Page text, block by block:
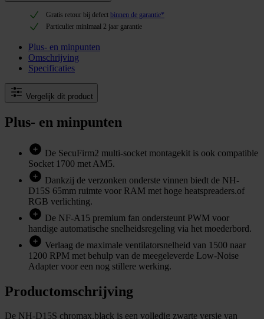
Gratis retour bij defect binnen de garantie*
Particulier minimaal 2 jaar garantie
Plus- en minpunten
Omschrijving
Specificaties
Vergelijk dit product
Plus- en minpunten
De SecuFirm2 multi-socket montagekit is ook compatible
Socket 1700 met AM5.
Dankzij de verzonken onderste vinnen biedt de NH-
D15S 65mm ruimte voor RAM met hoge heatspreaders.of
RGB verlichting.
De NF-A15 premium fan ondersteunt PWM voor
handige automatische snelheidsregeling via het moederbord.
Verlaag de maximale ventilatorsnelheid van 1500 naar
1200 RPM met behulp van de meegeleverde Low-Noise
Adapter voor een nog stillere werking.
Productomschrijving
De NH-D15S chromax.black is een volledig zwarte versie van